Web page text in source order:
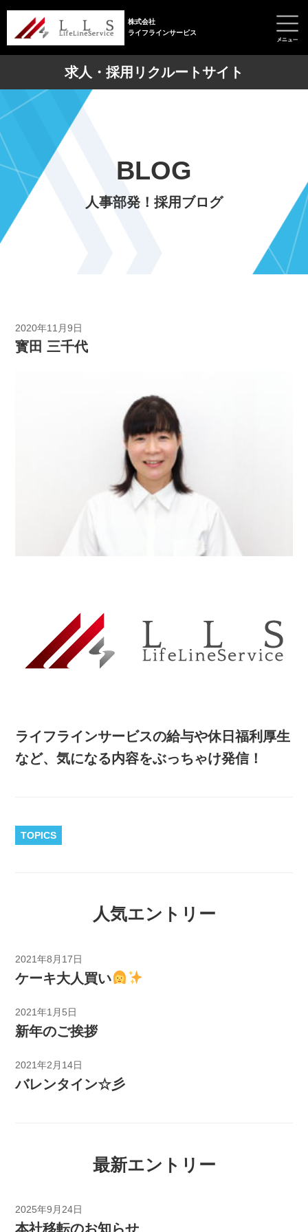
株式会社
ライフラインサービス
求人・採用リクルートサイト
BLOG
人事部発！採用ブログ
2020年11月9日
寳田 三千代
ライフラインサービスの給与や休日福利厚生
など、気になる内容をぶっちゃけ発信！
TOPICS
人気エントリー
2021年8月17日
ケーキ大人買い
2021年1月5日
新年のご挨拶
2021年2月14日
バレンタイン☆彡
最新エントリー
2025年9月24日
本社移転のお知らせ